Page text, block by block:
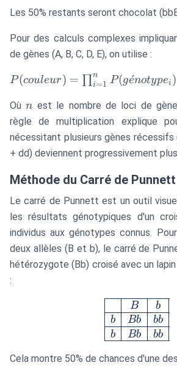
Les 50% restants seront chocolat
Pour des calculs complexes
de gènes (A, B, C, D, E), on utilise :
P(couleur) =
P(génotype_i)
P(couleur) = ∏i=1
n P(ge
ˊnotypei )
Oùn
n est le nombre de loci de
règle de multiplication explique
nécessitant plusieurs gènes récessifs
+ dd) deviennent progressivement
Méthode du Carré de Punnett
Le carré de Punnett est un outil
les résultats génotypiques d'un
individus aux génotypes connus.
deux allèles (B et b), le carré de
hétérozygote (Bb) croisé avec un
:
b
b
B
Bb
Bb
b
bb
bb
Cela montre 50% de chances d'une